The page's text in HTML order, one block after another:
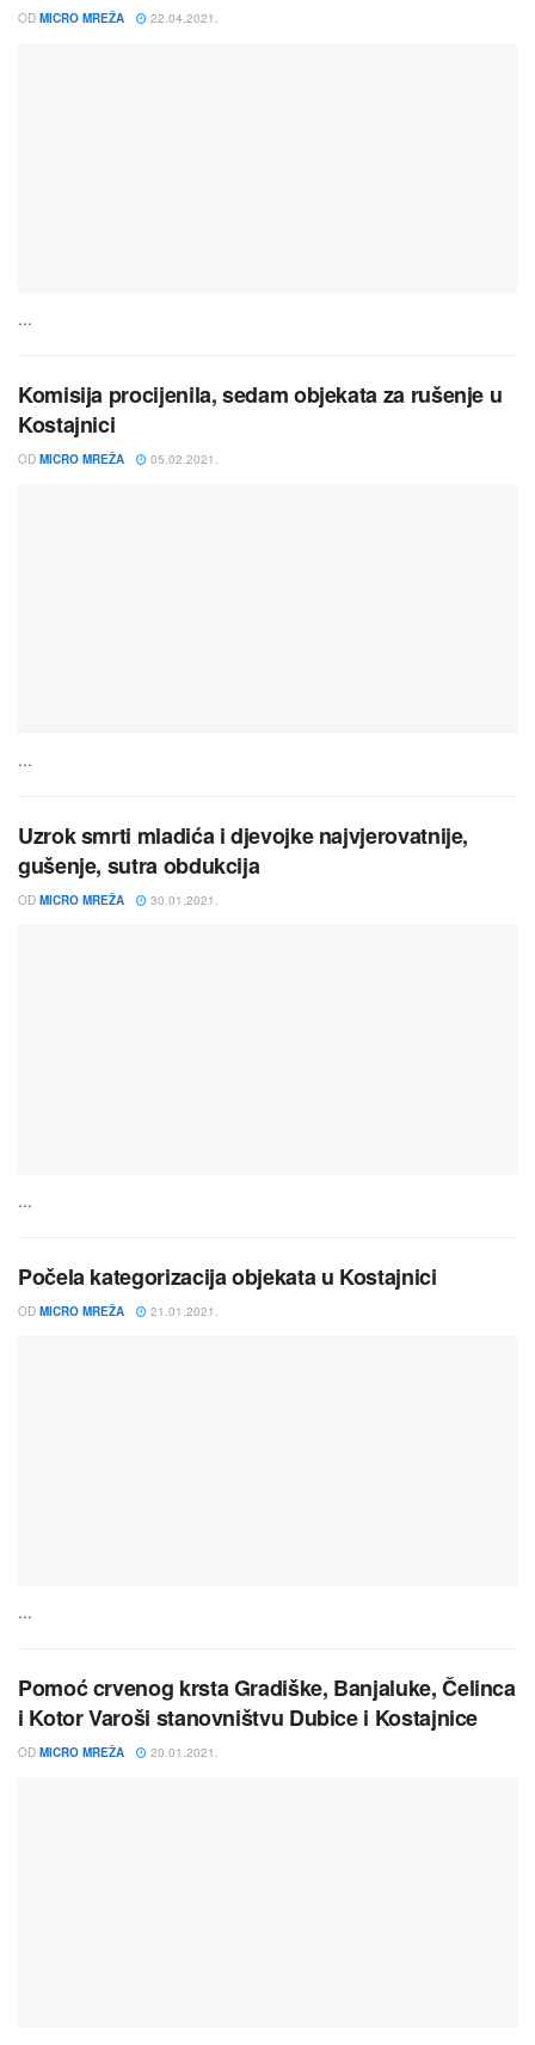
OD MICRO MREŽA 22.04.2021.
...
Komisija procijenila, sedam objekata za rušenje u
Kostajnici
OD MICRO MREŽA 05.02.2021.
...
Uzrok smrti mladića i djevojke najvjerovatnije,
gušenje, sutra obdukcija
OD MICRO MREŽA 30.01.2021.
...
Počela kategorizacija objekata u Kostajnici
OD MICRO MREŽA 21.01.2021.
...
Pomoć crvenog krsta Gradiške, Banjaluke, Čelinca
i Kotor Varoši stanovništvu Dubice i Kostajnice
OD MICRO MREŽA 20.01.2021.